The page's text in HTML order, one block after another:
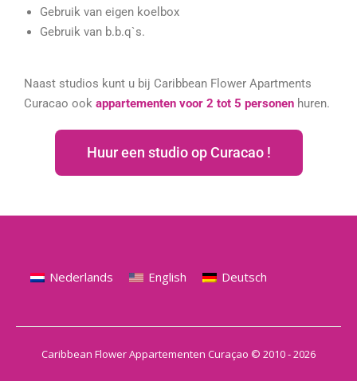
Gebruik van eigen koelbox
Gebruik van b.b.q`s.
Naast studios kunt u bij Caribbean Flower Apartments
Curacao ook appartementen voor 2 tot 5 personen huren.
Huur een studio op Curacao !
Nederlands English Deutsch
Caribbean Flower Appartementen Curaçao © 2010 - 2026